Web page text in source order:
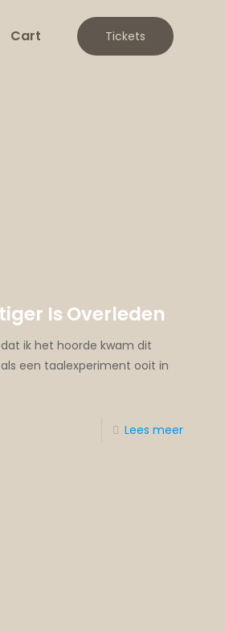
Cart Tickets
Is Overleden
ik het hoorde kwam dit
een taalexperiment ooit in
Lees meer